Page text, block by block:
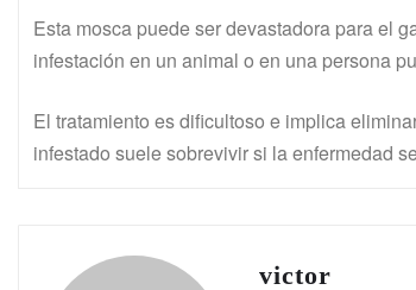
Esta mosca puede ser devastadora para el
infestación en un animal o en una persona
El tratamiento es dificultoso e implica
infestado suele sobrevivir si la enfermedad
victor